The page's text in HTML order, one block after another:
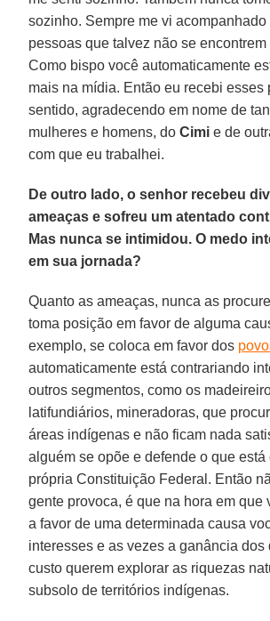
sozinho. Sempre me vi acompanhado
pessoas que talvez não se
Como bispo você automaticamente
mais na mídia. Então eu recebi esses
sentido, agradecendo em nome de
mulheres e homens, doCimi e de
com que eu trabalhei.
De outro lado, o senhor recebeu
ameaças e sofreu um atentado
Mas nunca se intimidou. O medo
em sua jornada?
Quanto as ameaças, nunca as
toma posição em favor de alguma
exemplo, se coloca em favor dos
automaticamente está contrariando
outros segmentos, como os
latifundiários, mineradoras, que
áreas indígenas e não ficam nada
alguém se opõe e defende o que está
própria Constituição Federal. Então
gente provoca, é que na hora em que
a favor de uma determinada causa
interesses e as vezes a ganância dos
custo querem explorar as riquezas
subsolo de territórios indígenas.